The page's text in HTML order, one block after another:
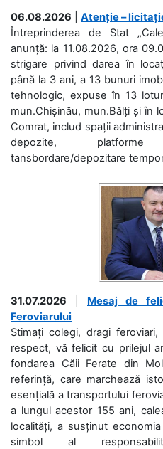
06.08.2026
Atenție –
Întreprinderea de Stat
anunță: la 11.08.2026, ora
strigare privind darea în
până la 3 ani, a 13 bunuri
tehnologic, expuse în 13
mun.Chișinău, mun.Bălți și în
Comrat, includ spații
depozite,
tansbordare/depozitare
31.07.2026
Mesaj de
Feroviarului
Stimați colegi, dragi
respect, vă felicit cu prilejul
fondarea Căii Ferate din
referință, care marchează
esențială a transportului
a lungul acestor 155 ani,
localități, a susținut
simbol al